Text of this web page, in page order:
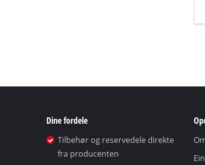
Dine fordele
Tilbehør og reservedele direkte
fra producenten